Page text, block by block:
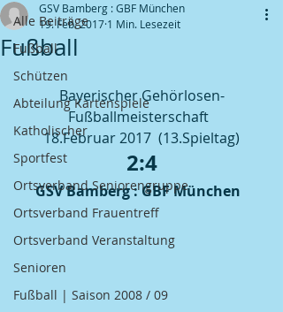
Alle Beiträge
Fußball
Schützen
Abteilung Kartenspiele
Katholischer
Sportfest
Ortsverband Seniorengruppe
Ortsverband Frauentreff
Ortsverband Veranstaltung
Senioren
Fußball | Saison 2008 / 09
Fußball
GSV Bamberg : GBF München
19. Feb. 2017 1 Min. Lesezeit
Bayerischer Gehörlosen-
Fußballmeisterschaft
18.Februar 2017  (13.Spieltag)
2:4
GSV Bamberg : GBF München